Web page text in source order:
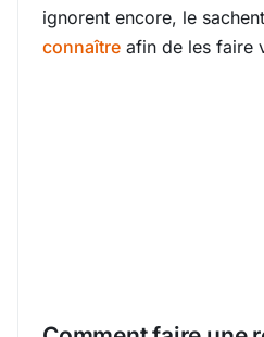
ignorent encore, le
connaître afin de les faire